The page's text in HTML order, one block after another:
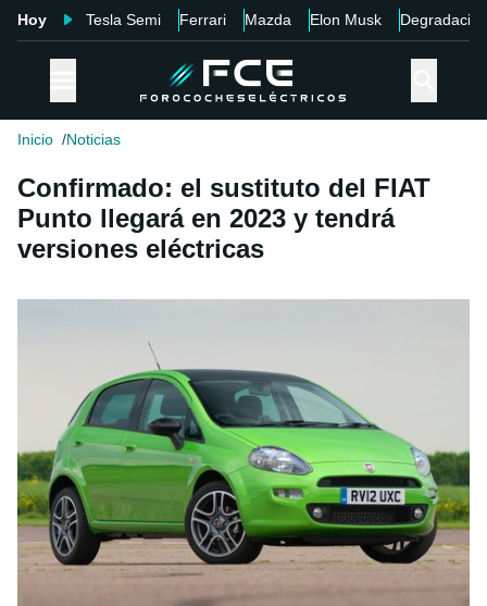
Hoy Tesla Semi Ferrari Mazda Elon Musk Degradación
Inicio Noticias
Confirmado: el sustituto del FIAT
Punto llegará en 2023 y tendrá
versiones eléctricas